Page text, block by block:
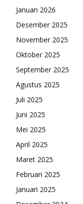
Januari 2026
Desember 2025
November 2025
Oktober 2025
September 2025
Agustus 2025
Juli 2025
Juni 2025
Mei 2025
April 2025
Maret 2025
Februari 2025
Januari 2025